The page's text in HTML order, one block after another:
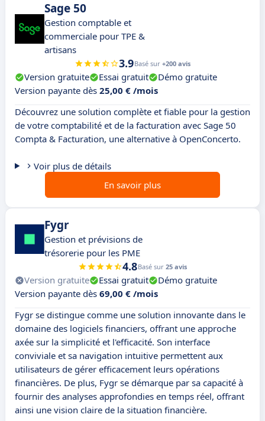
Sage 50
Gestion comptable et
commerciale pour TPE &
artisans
3.9Basé sur +200 avis
Version gratuite Essai gratuit
Démo gratuite
Version payante dès 25,00 € /mois
Découvrez une solution complète et fiable pour la gestion
de votre comptabilité et de la facturation avec Sage 50
Compta & Facturation, une alternative à OpenConcerto.
Voir plus de détails
En savoir plus
Fygr
Gestion et prévisions de
trésorerie pour les PME
4.8Basé sur 25 avis
Version gratuite Essai gratuit
Démo gratuite
Version payante dès 69,00 € /mois
Fygr se distingue comme une solution innovante dans le
domaine des logiciels financiers, offrant une approche
axée sur la simplicité et l'efficacité. Son interface
conviviale et sa navigation intuitive permettent aux
utilisateurs de gérer efficacement leurs opérations
financières. De plus, Fygr se démarque par sa capacité à
fournir des analyses approfondies en temps réel, offrant
ainsi une vision claire de la situation financière.